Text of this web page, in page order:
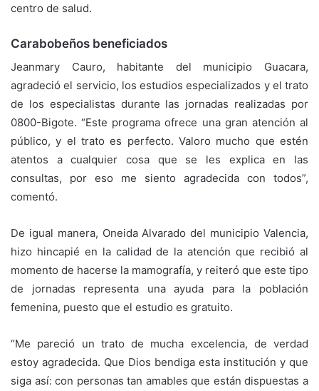
centro de salud.
Carabobeños beneficiados
Jeanmary Cauro, habitante del municipio Guacara,
agradeció el servicio, los estudios especializados y el trato
de los especialistas durante las jornadas realizadas por
0800-Bigote. “Este programa ofrece una gran atención al
público, y el trato es perfecto. Valoro mucho que estén
atentos a cualquier cosa que se les explica en las
consultas, por eso me siento agradecida con todos”,
comentó.
De igual manera, Oneida Alvarado del municipio Valencia,
hizo hincapié en la calidad de la atención que recibió al
momento de hacerse la mamografía, y reiteró que este tipo
de jornadas representa una ayuda para la población
femenina, puesto que el estudio es gratuito.
“Me pareció un trato de mucha excelencia, de verdad
estoy agradecida. Que Dios bendiga esta institución y que
siga así: con personas tan amables que están dispuestas a